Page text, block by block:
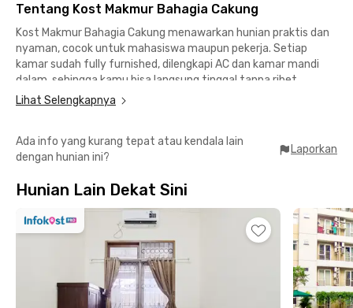
Tentang Kost Makmur Bahagia Cakung
Kost Makmur Bahagia Cakung menawarkan hunian praktis dan
nyaman, cocok untuk mahasiswa maupun pekerja. Setiap
kamar sudah fully furnished, dilengkapi AC dan kamar mandi
dalam, sehingga kamu bisa langsung tinggal tanpa ribet.
Keamanan juga terjaga dengan CCTV serta tersedia parkir
Lokasinya sangat strategis, hanya 1 menit jalan kaki ke Institut
Nalanda, ideal untuk kamu yang ingin akses cepat ke kampus.
dengan nyaman.
Untuk kebutuhan belanja dan hiburan, kost Cakung ini dekat ke
berbagai pusat aktivitas seperti Mall Grand Cakung (7 menit),
AEON Mall & IKEA Jakarta Garden City (14 menit), serta akses
ke Universitas Esa Unggul Kampus Bekasi (24 menit) dan RS
Ananda Bekasi (16 menit). Praktis, efisien, dan mudah
dijangkau, booking sekarang!
Lihat Selengkapnya
Ada info yang kurang tepat atau kendala lain
dengan hunian ini?
Laporkan
Hunian Lain Dekat Sini